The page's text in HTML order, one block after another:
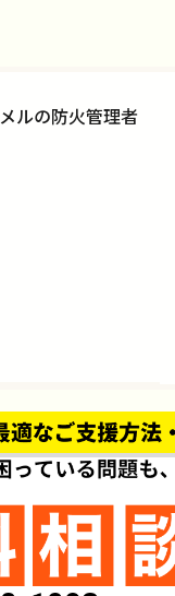
メルの防火管理者